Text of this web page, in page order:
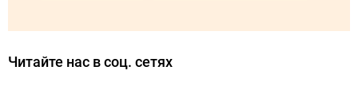
Читайте нас в соц. сетях